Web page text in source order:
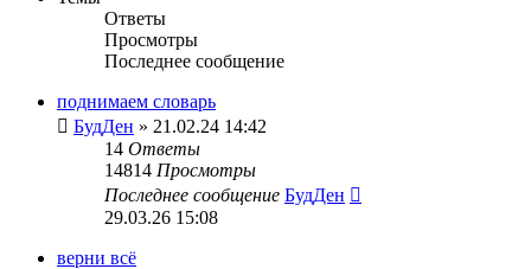
Ответы
Просмотры
Последнее сообщение
поднимаем словарь
БудДен » 21.02.24 14:42
14 Ответы
14814 Просмотры
Последнее сообщение БудДен
29.03.26 15:08
верни всё